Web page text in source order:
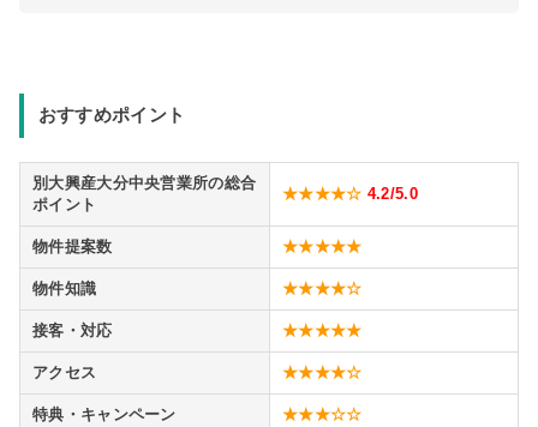
おすすめポイント
別大興産大分中央営業所の総合
ポイント
★★★★☆ 4.2/5.0
物件提案数 ★★★★★
物件知識 ★★★★☆
接客・対応 ★★★★★
アクセス ★★★★☆
特典・キャンペーン ★★★☆☆